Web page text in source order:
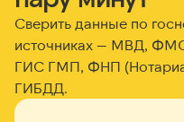
Сверить данные по
источниках — МВД,
ГИС ГМП, ФНП
ГИБДД.